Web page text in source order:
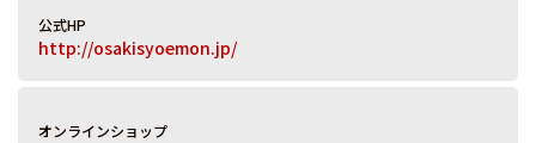
公式HP
http://osakisyoemon.jp/
オンラインショップ